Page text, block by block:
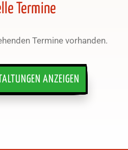
Termine
Termine vorhanden.
ANZEIGEN